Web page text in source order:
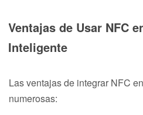
Ventajas de Usar NFC
Inteligente
Las ventajas de integrar NFC
numerosas: